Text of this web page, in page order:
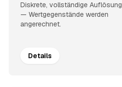
Diskrete, vollständige Auflösung
— Wertgegenstände werden
angerechnet.
Details